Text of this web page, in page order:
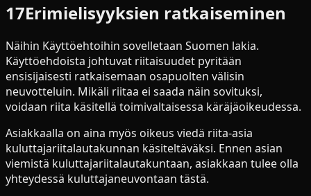
17Erimielisyyksien ratkaiseminen
Näihin Käyttöehtoihin sovelletaan Suomen lakia.
Käyttöehdoista johtuvat riitaisuudet pyritään
ensisijaisesti ratkaisemaan osapuolten välisin
neuvotteluin. Mikäli riitaa ei saada näin sovituksi,
voidaan riita käsitellä toimivaltaisessa käräjäoikeudessa.
Asiakkaalla on aina myös oikeus viedä riita-asia
kuluttajariitalautakunnan käsiteltäväksi. Ennen asian
viemistä kuluttajariitalautakuntaan, asiakkaan tulee olla
yhteydessä kuluttajaneuvontaan tästä.